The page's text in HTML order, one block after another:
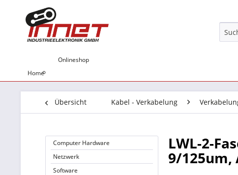
Home
Onlineshop
Übersicht Kabel - Verkabelung
Computer Hardware
Netzwerk
Software
LWL-2-
9/125um,